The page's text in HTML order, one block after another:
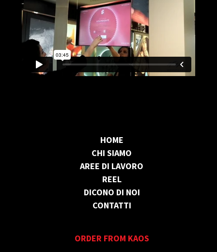
HOME
CHI SIAMO
AREE DI LAVORO
REEL
DICONO DI NOI
CONTATTI
ORDER FROM KAOS